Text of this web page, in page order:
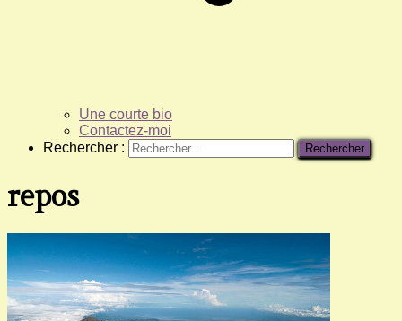
Une courte bio
Contactez-moi
Rechercher :
repos